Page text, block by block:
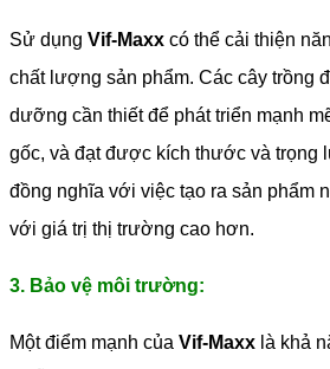
Sử dụng Vif-Maxx có thể cải thiện
chất lượng sản phẩm. Các cây trồng
dưỡng cần thiết để phát triển mạnh
gốc, và đạt được kích thước và trọng
đồng nghĩa với việc tạo ra sản phẩm
với giá trị thị trường cao hơn.
3. Bảo vệ môi trường:
Một điểm mạnh của Vif-Maxx là khả